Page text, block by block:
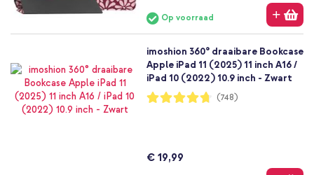
Op voorraad
imoshion 360° draaibare Bookcase
Apple iPad 11 (2025) 11 inch A16 /
iPad 10 (2022) 10.9 inch - Zwart
Waardering:
94%
(748)
€ 19,99